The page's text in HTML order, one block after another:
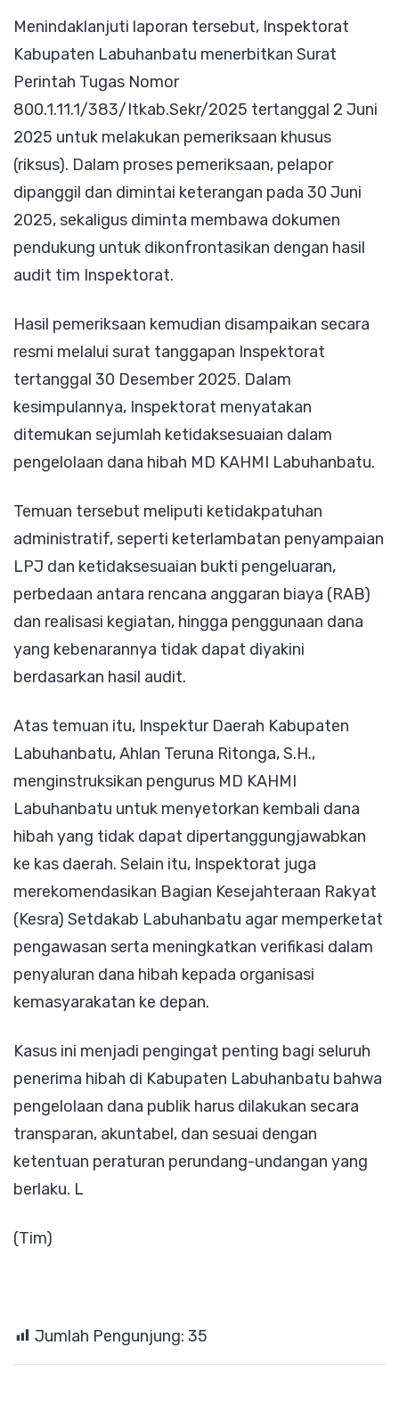
Menindaklanjuti laporan tersebut, Inspektorat
Kabupaten Labuhanbatu menerbitkan Surat
Perintah Tugas Nomor
800.1.11.1/383/Itkab.Sekr/2025 tertanggal 2 Juni
2025 untuk melakukan pemeriksaan khusus
(riksus). Dalam proses pemeriksaan, pelapor
dipanggil dan dimintai keterangan pada 30 Juni
2025, sekaligus diminta membawa dokumen
pendukung untuk dikonfrontasikan dengan hasil
audit tim Inspektorat.
Hasil pemeriksaan kemudian disampaikan secara
resmi melalui surat tanggapan Inspektorat
tertanggal 30 Desember 2025. Dalam
kesimpulannya, Inspektorat menyatakan
ditemukan sejumlah ketidaksesuaian dalam
pengelolaan dana hibah MD KAHMI Labuhanbatu.
Temuan tersebut meliputi ketidakpatuhan
administratif, seperti keterlambatan penyampaian
LPJ dan ketidaksesuaian bukti pengeluaran,
perbedaan antara rencana anggaran biaya (RAB)
dan realisasi kegiatan, hingga penggunaan dana
yang kebenarannya tidak dapat diyakini
berdasarkan hasil audit.
Atas temuan itu, Inspektur Daerah Kabupaten
Labuhanbatu, Ahlan Teruna Ritonga, S.H.,
menginstruksikan pengurus MD KAHMI
Labuhanbatu untuk menyetorkan kembali dana
hibah yang tidak dapat dipertanggungjawabkan
ke kas daerah. Selain itu, Inspektorat juga
merekomendasikan Bagian Kesejahteraan Rakyat
(Kesra) Setdakab Labuhanbatu agar memperketat
pengawasan serta meningkatkan verifikasi dalam
penyaluran dana hibah kepada organisasi
kemasyarakatan ke depan.
Kasus ini menjadi pengingat penting bagi seluruh
penerima hibah di Kabupaten Labuhanbatu bahwa
pengelolaan dana publik harus dilakukan secara
transparan, akuntabel, dan sesuai dengan
ketentuan peraturan perundang-undangan yang
berlaku. L
(Tim)
Jumlah Pengunjung: 35